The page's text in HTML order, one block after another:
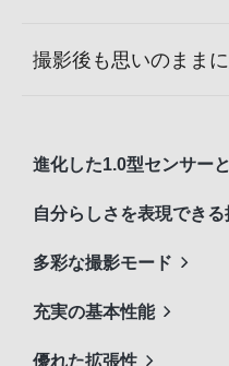
撮影後も思いのまま
進化した1.0型センサー
自分らしさを表現でき
多彩な撮影モード
充実の基本性能
優れた拡張性